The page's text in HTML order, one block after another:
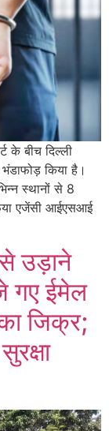
के बीच दिल्ली
किया है।
स्थानों से 8
एजेंसी आईएसआई
उड़ाने
गए ईमेल
जिक्र;